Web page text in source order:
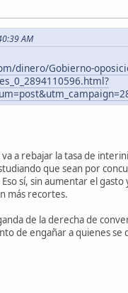
AM
dinero/Gobierno-
a rebajar la tasa de
que sean por
sí, sin aumentar el gasto
más recortes.
de la derecha de
de engañar a quienes se